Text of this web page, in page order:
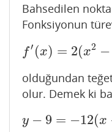
Bahsedilen nokta
Fonksiyonun
f′ (x) = 2(x2 −
f′( x)= 2(x2− 4)2
olduğundan
olur. Demek ki
y − 9 = −12(x
y−9= −12(x−1 )